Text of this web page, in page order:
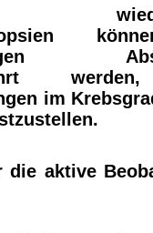
im
aktive